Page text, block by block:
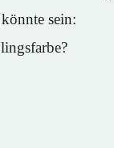
sein: